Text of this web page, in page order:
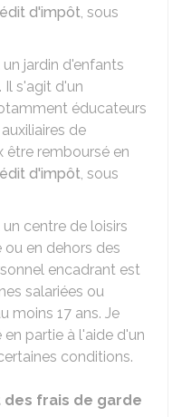
d'impôt, sous
jardin d'enfants
Il s'agit d'un
éducateurs
de
être remboursé en
d'impôt, sous
centre de loisirs
ou en dehors des
encadrant est
salariées ou
moins 17 ans. Je
partie à l'aide d'un
conditions.
frais de garde